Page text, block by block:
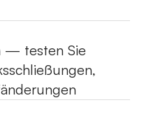
— testen Sie